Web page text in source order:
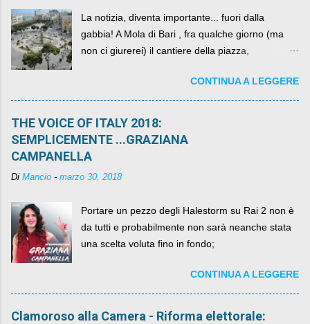
La notizia, diventa importante... fuori dalla
gabbia! A Mola di Bari , fra qualche giorno (ma
non ci giurerei) il cantiere della piazza,
per un numero esorbitante di mesi, non ci sarà
più. C'era una volta Piazza XX Settembre ,
CONTINUA A LEGGERE
THE VOICE OF ITALY 2018:
SEMPLICEMENTE ...GRAZIANA
CAMPANELLA
Di Mancio - marzo 30, 2018
Portare un pezzo degli Halestorm su Rai 2 non è
da tutti e probabilmente non sarà neanche stata
una scelta voluta fino in fondo;
CONTINUA A LEGGERE
Clamoroso alla Camera - Riforma elettorale: